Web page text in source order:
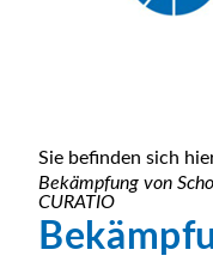
Sie befinden sich
Bekämpfung von
CURATIO